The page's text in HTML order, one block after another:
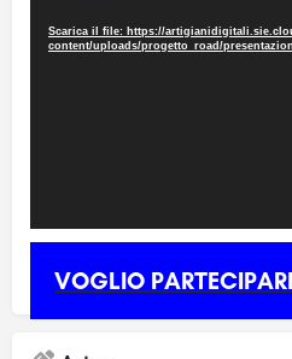
Scarica il file: https://
content/uploads/progetto_road/
VOGLIO